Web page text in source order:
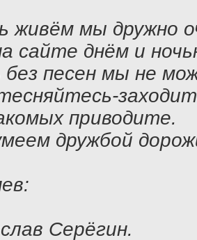
живём мы дружно
сайте днём и
без песен мы не
приводите.
дружбой
Серёгин.